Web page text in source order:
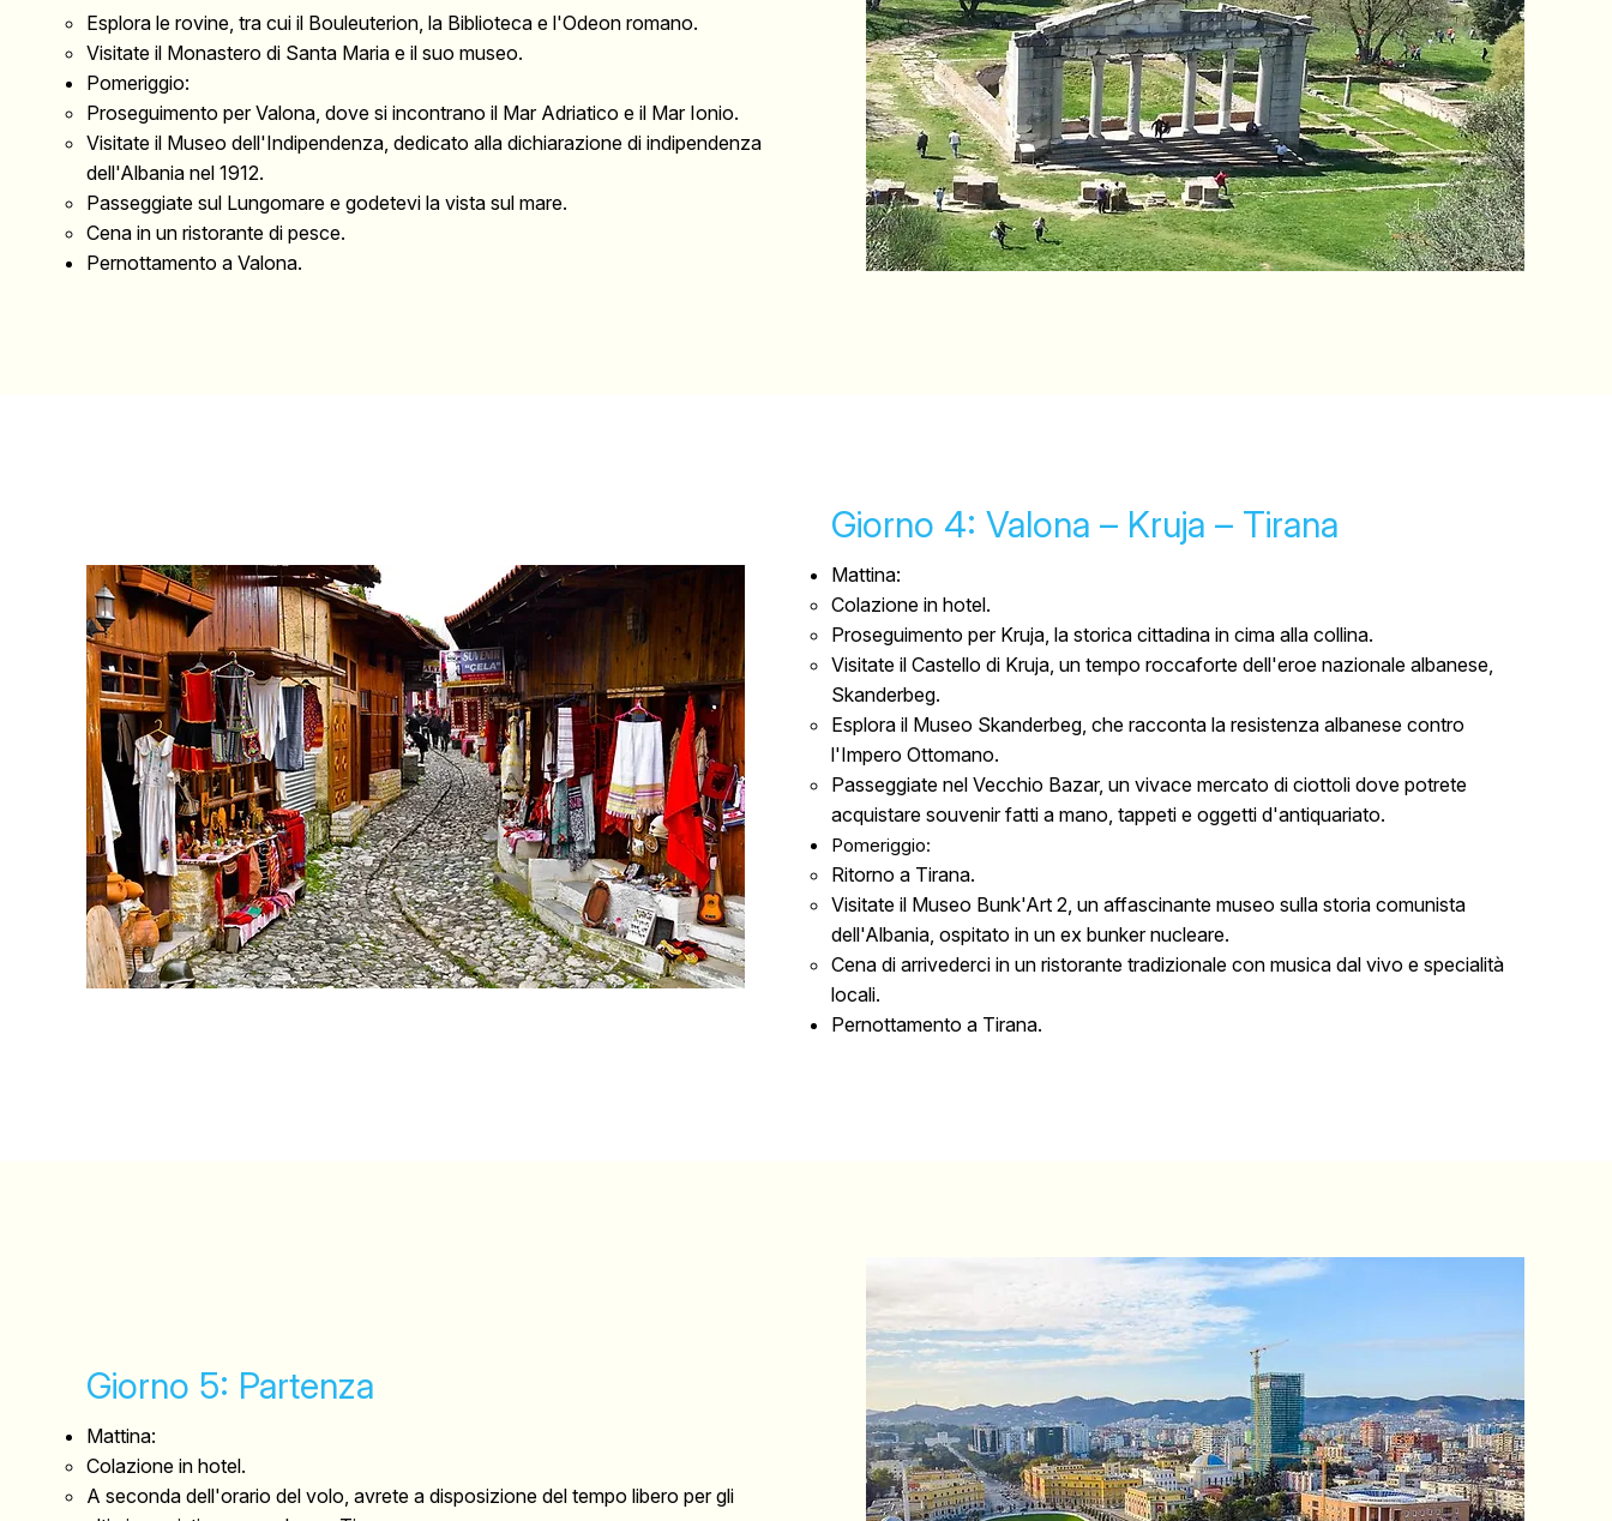
Esplora le rovine, tra cui il Bouleuterion, la Biblioteca e l'Odeon romano.
Visitate il Monastero di Santa Maria e il suo museo.
Pomeriggio:
Proseguimento per Valona, dove si incontrano il Mar Adriatico e il Mar Ionio.
Visitate il Museo dell'Indipendenza, dedicato alla dichiarazione di indipendenza
dell'Albania nel 1912.
Passeggiate sul Lungomare e godetevi la vista sul mare.
Cena in un ristorante di pesce.
Pernottamento a Valona.
Giorno 4: Valona – Kruja – Tirana
Mattina:
Colazione in hotel.
Proseguimento per Kruja, la storica cittadina in cima alla collina.
Visitate il Castello di Kruja, un tempo roccaforte dell'eroe nazionale albanese,
Skanderbeg.
Esplora il Museo Skanderbeg, che racconta la resistenza albanese contro
l'Impero Ottomano.
Passeggiate nel Vecchio Bazar, un vivace mercato di ciottoli dove potrete
acquistare souvenir fatti a mano, tappeti e oggetti d'antiquariato.
Pomeriggio:
Ritorno a Tirana.
Visitate il Museo Bunk'Art 2, un affascinante museo sulla storia comunista
dell'Albania, ospitato in un ex bunker nucleare.
Cena di arrivederci in un ristorante tradizionale con musica dal vivo e specialità
locali.
Pernottamento a Tirana.
Giorno 5: Partenza
Mattina:
Colazione in hotel.
A seconda dell'orario del volo, avrete a disposizione del tempo libero per gli